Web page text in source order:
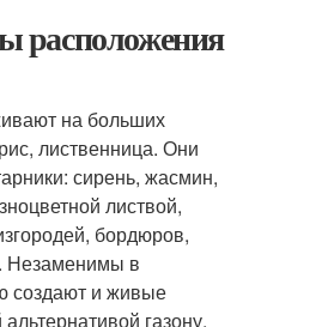
расположения
на больших
лиственница. Они
сирень, жасмин,
листвой,
бордюров,
Незаменимы в
создают и живые
газону.